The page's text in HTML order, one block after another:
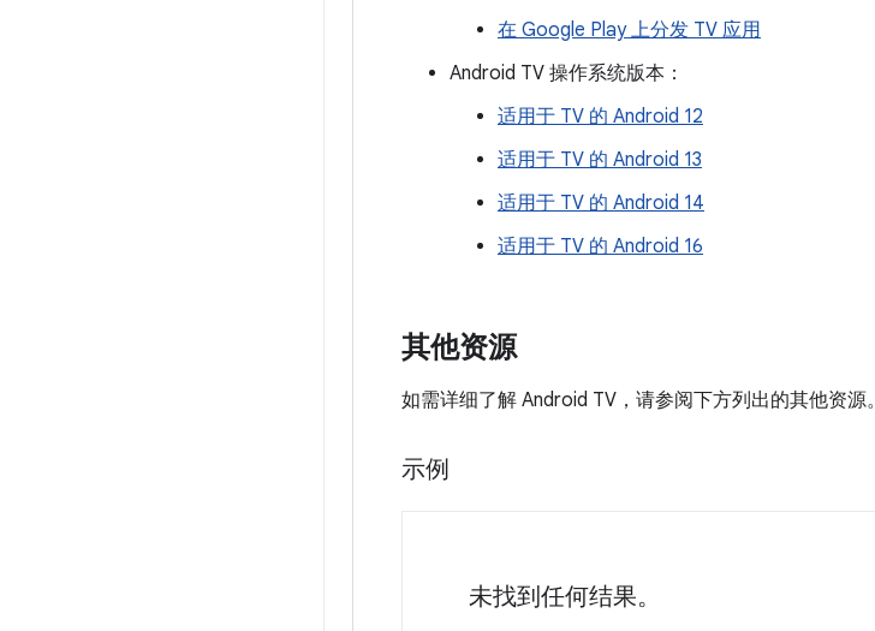
在 Google Play 上分发 TV 应用
Android TV 操作系统版本：
适用于 TV 的 Android 12
适用于 TV 的 Android 13
适用于 TV 的 Android 14
适用于 TV 的 Android 16
其他资源
如需详细了解 Android TV，请参阅下方列出的其他资源。
示例
未找到任何结果。